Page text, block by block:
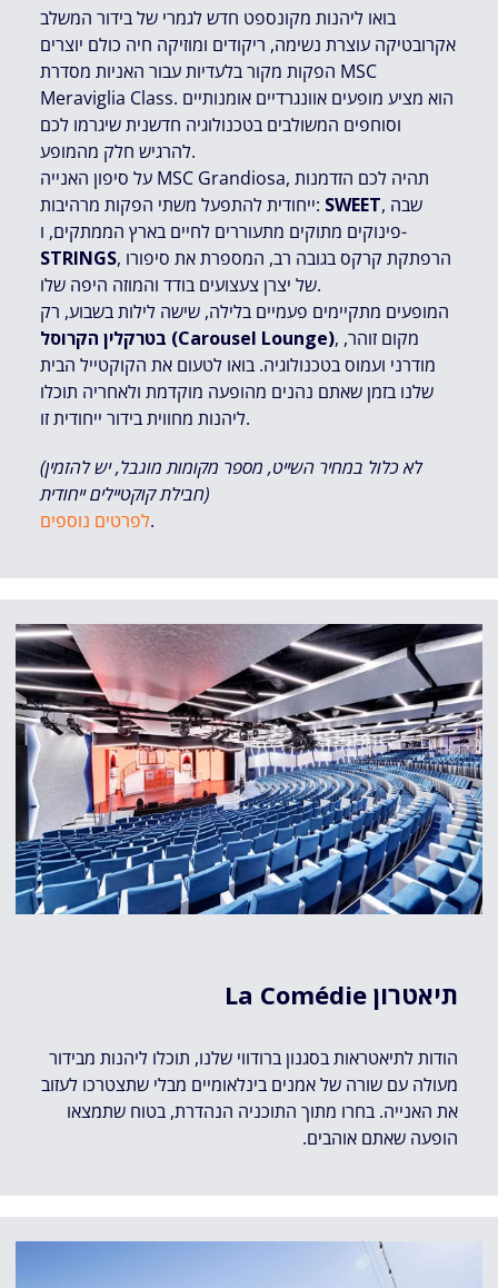
בואו ליהנות מקונספט חדש לגמרי של בידור המשלב
אקרובטיקה עוצרת נשימה, ריקודים ומוזיקה חיה כולם יוצרים
הפקות מקור בלעדיות עבור האניות מסדרת MSC
Meraviglia Class. הוא מציע מופעים אוונגרדיים אומנותיים
וסוחפים המשולבים בטכנולוגיה חדשנית שיגרמו לכם
להרגיש חלק מהמופע.
על סיפון האנייה MSC Grandiosa, תהיה לכם הזדמנות
ייחודית להתפעל משתי הפקות מרהיבות: SWEET, שבה
פינוקים מתוקים מתעוררים לחיים בארץ הממתקים, ו-
STRINGS, הרפתקת קרקס בגובה רב, המספרת את סיפורו
של יצרן צעצועים בודד והמוזה היפה שלו.
המופעים מתקיימים פעמיים בלילה, שישה לילות בשבוע, רק
בטרקלין הקרוסל (Carousel Lounge), מקום זוהר,
מודרני ועמוס בטכנולוגיה. בואו לטעום את הקוקטייל הבית
שלנו בזמן שאתם נהנים מהופעה מוקדמת ולאחריה תוכלו
ליהנות מחווית בידור ייחודית זו.
(לא כלול במחיר השייט, מספר מקומות מוגבל, יש להזמין
חבילת קוקטיילים ייחודית)
לפרטים נוספים.
תיאטרון La Comédie
הודות לתיאטראות בסגנון ברודווי שלנו, תוכלו ליהנות מבידור
מעולה עם שורה של אמנים בינלאומיים מבלי שתצטרכו לעזוב
את האנייה. בחרו מתוך התוכניה הנהדרת, בטוח שתמצאו
הופעה שאתם אוהבים.